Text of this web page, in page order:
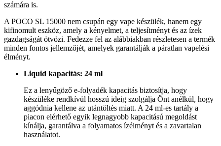
számára is.
A POCO SL 15000 nem csupán egy vape készülék, hanem egy
kifinomult eszköz, amely a kényelmet, a teljesítményt és az ízek
gazdagságát ötvözi. Fedezze fel az alábbiakban részletesen a termék
minden fontos jellemzőjét, amelyek garantálják a páratlan vapelési
élményt.
Liquid kapacitás: 24 ml
Ez a lenyűgöző e-folyadék kapacitás biztosítja, hogy
készüléke rendkívül hosszú ideig szolgálja Önt anélkül, hogy
aggódnia kellene az utántöltés miatt. A 24 ml-es tartály a
piacon elérhető egyik legnagyobb kapacitású megoldást
kínálja, garantálva a folyamatos ízélményt és a zavartalan
használatot.